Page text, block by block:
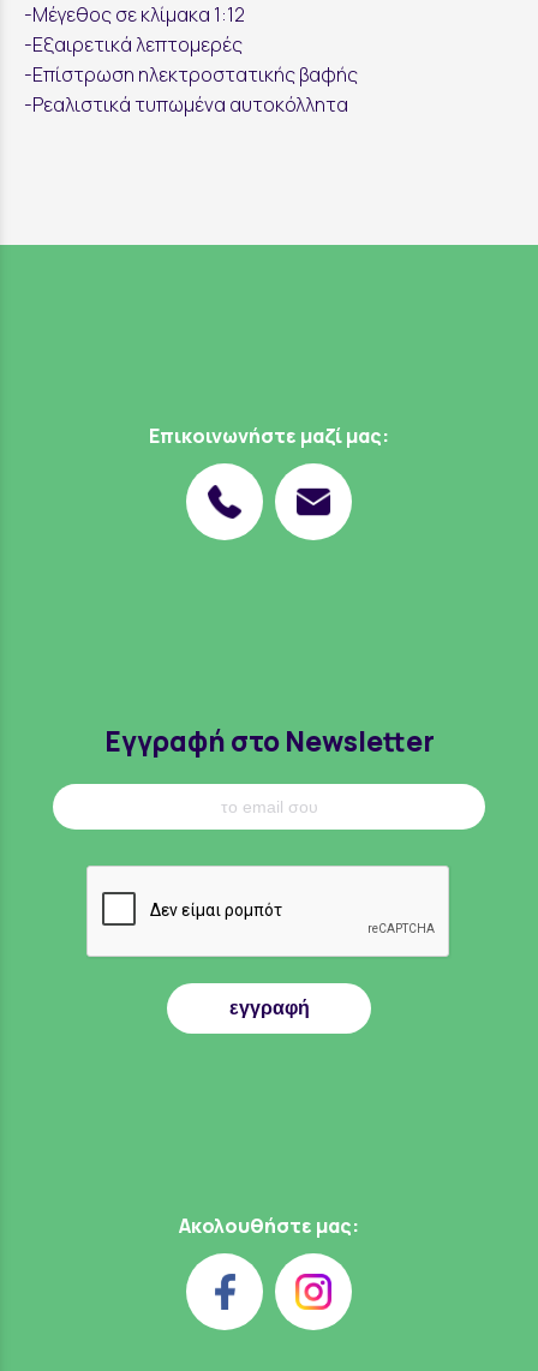
-Μέγεθος σε κλίμακα 1:12
-Εξαιρετικά λεπτομερές
-Επίστρωση ηλεκτροστατικής βαφής
-Ρεαλιστικά τυπωμένα αυτοκόλλητα
Επικοινωνήστε μαζί μας:
Εγγραφή στο Newsletter
εγγραφή
Ακολουθήστε μας: